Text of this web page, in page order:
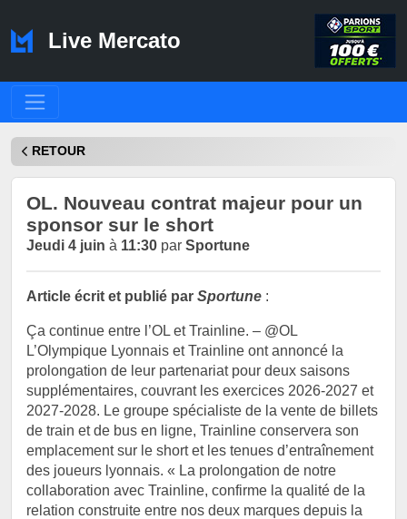
Live Mercato
RETOUR
OL. Nouveau contrat majeur pour un
sponsor sur le short
Jeudi 4 juin à 11:30 par Sportune
Article écrit et publié par Sportune :
Ça continue entre l’OL et Trainline. – @OL
L’Olympique Lyonnais et Trainline ont annoncé la
prolongation de leur partenariat pour deux saisons
supplémentaires, couvrant les exercices 2026-2027 et
2027-2028. Le groupe spécialiste de la vente de billets
de train et de bus en ligne, Trainline conservera son
emplacement sur le short et les tenues d’entraînement
des joueurs lyonnais. « La prolongation de notre
collaboration avec Trainline, confirme la qualité de la
relation construite entre nos deux marques depuis la